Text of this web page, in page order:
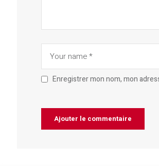
Enregistrer mon nom, mon